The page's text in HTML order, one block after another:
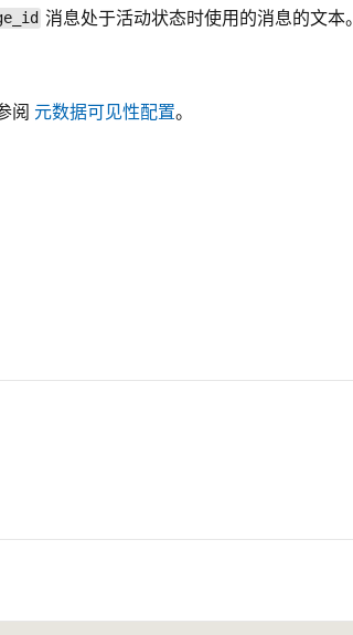
消息处于活动状态时使用的消息的文本。
阅 元数据可见性配置。